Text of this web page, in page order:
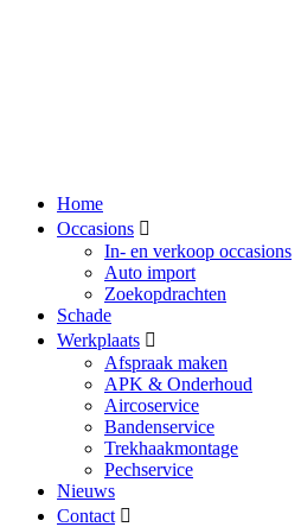
Home
Occasions
In- en verkoop occasions
Auto import
Zoekopdrachten
Schade
Werkplaats
Afspraak maken
APK & Onderhoud
Aircoservice
Bandenservice
Trekhaakmontage
Pechservice
Nieuws
Contact